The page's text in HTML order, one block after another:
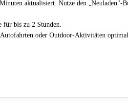
aktualisiert. Nutze den „Neuladen"-
für bis zu 2 Stunden.
oder Outdoor-Aktivitäten